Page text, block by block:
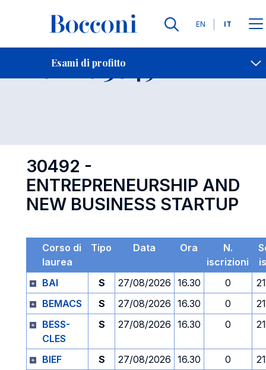
Lingue
EN IT
Esami di profitto
Contatti
Esame 30492 Open
30492 -
ENTREPRENEURSHIP AND
NEW BUSINESS STARTUP
Corso di
laurea
Tipo Data Ora
N.
iscrizioni
BAI
S 27/08/2026 16.30 0
BEMACS
S 27/08/2026 16.30 0
BESS-
CLES
S 27/08/2026 16.30 0
BIEF S 27/08/2026 16.30 0